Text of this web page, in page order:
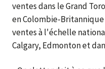
ventes dans le Grand
en Colombie-
ventes à l'échelle
Calgary, Edmonton et